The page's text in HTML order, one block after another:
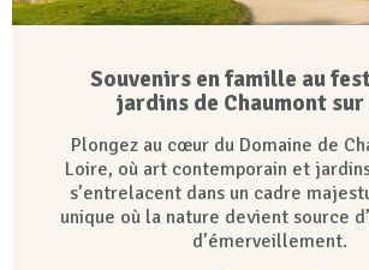
Souvenirs en famille au
jardins de Chaumont
Plongez au cœur du Domaine de
Loire, où art contemporain et
s’entrelacent dans un cadre
unique où la nature devient source
d’émerveillement.